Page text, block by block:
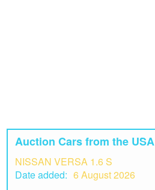
Auction Cars from the USA
NISSAN VERSA 1.6 S
Date added: 6 August 2026